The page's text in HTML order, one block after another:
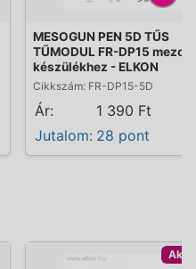
MESOGUN PEN 5D TŰS
TŰMODUL FR-DP15
készülékhez - ELKON
Cikkszám: FR-DP15-5D
Ár:
1 390 Ft
Jutalom: 28 pont